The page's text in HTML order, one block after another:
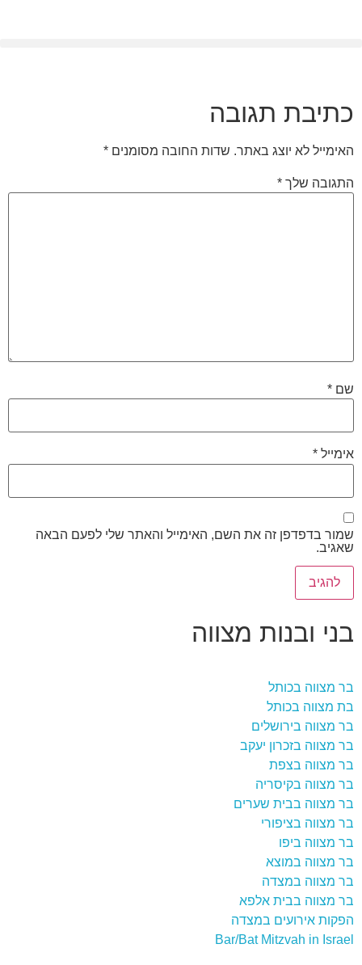
כתיבת תגובה
האימייל לא יוצג באתר. שדות החובה מסומנים *
התגובה שלך *
שם *
אימייל *
שמור בדפדפן זה את השם, האימייל והאתר שלי לפעם הבאה
שאגיב.
בני ובנות מצווה
בר מצווה בכותל
בת מצווה בכותל
בר מצווה בירושלים
בר מצווה בזכרון יעקב
בר מצווה בצפת
בר מצווה בקיסריה
בר מצווה בבית שערים
בר מצווה בציפורי
בר מצווה ביפו
בר מצווה במוצא
בר מצווה במצדה
בר מצווה בבית אלפא
הפקות אירועים במצדה
Bar/Bat Mitzvah in Israel